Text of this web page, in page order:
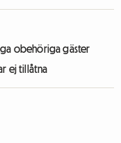
obehöriga gäster
ej tillåtna